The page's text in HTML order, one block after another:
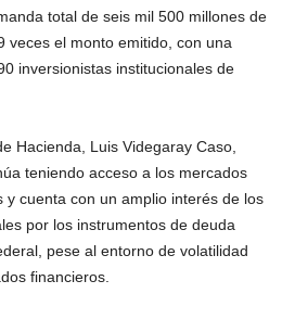
total de seis mil 500 millones de
veces el monto emitido, con una
inversionistas institucionales de
Hacienda, Luis Videgaray Caso,
teniendo acceso a los mercados
y cuenta con un amplio interés de los
por los instrumentos de deuda
pese al entorno de volatilidad
financieros.